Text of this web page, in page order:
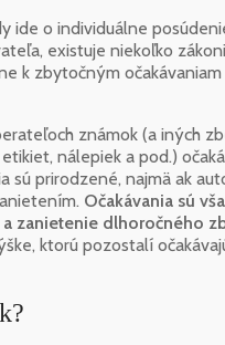
ide o individuálne
existuje niekoľko
k zbytočným
známok (a iných
nálepiek a pod.)
sú prirodzené, najmä ak
Očakávania sú
a zanietenie dlhoročného
ktorú pozostalí